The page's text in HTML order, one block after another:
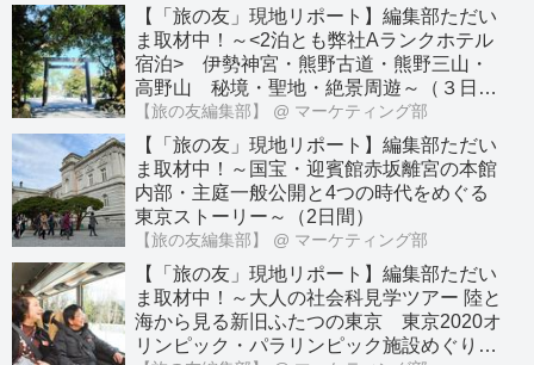
【「旅の友」現地リポート】編集部ただい
ま取材中！～<2泊とも弊社Aランクホテル
宿泊> 伊勢神宮・熊野古道・熊野三山・
高野山 秘境・聖地・絶景周遊～（３日
間）
【旅の友編集部】 @ マーケティング部
【「旅の友」現地リポート】編集部ただい
ま取材中！～国宝・迎賓館赤坂離宮の本館
内部・主庭一般公開と4つの時代をめぐる
東京ストーリー～（2日間）
【旅の友編集部】 @ マーケティング部
【「旅の友」現地リポート】編集部ただい
ま取材中！～大人の社会科見学ツアー 陸と
海から見る新旧ふたつの東京 東京2020オ
リンピック・パラリンピック施設めぐり～